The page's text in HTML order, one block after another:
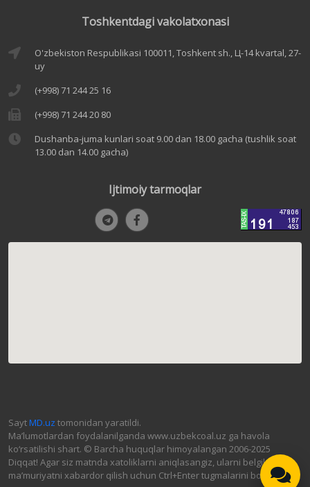
Toshkentdagi vakolatxonasi
O'zbekiston Respublikasi 100011, Toshkent sh., Ц-14 kvartal, 27-
uy
(+998) 71 244 25 16
(+998) 71 244 20 80
Dushanba-juma kunlari soat 9.00 dan 18.00 gacha (tushlik soat
13.00 dan 14.00 gacha)
Ijtimoiy tarmoqlar
SaytMD.uz tomonidan yaratildi.
Ma’lumotlardan foydalanilganda www.uzbekcoal.uz ga havola
ko‘rsatilishi shart. © Barcha huquqlar himoyalangan 2006-2025
Diqqat! Agar siz matnda xatoliklarni aniqlasangiz, ularni belgilab,
ma’muriyatni xabardor qilish uchun Ctrl+Enter tugmalarini bosing.